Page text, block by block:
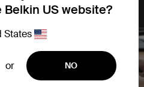
US website?
States
or NO Next